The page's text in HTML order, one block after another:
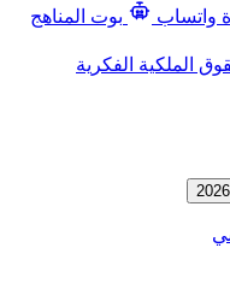
واتساب
بوت المناهج
الملكية الفكرية